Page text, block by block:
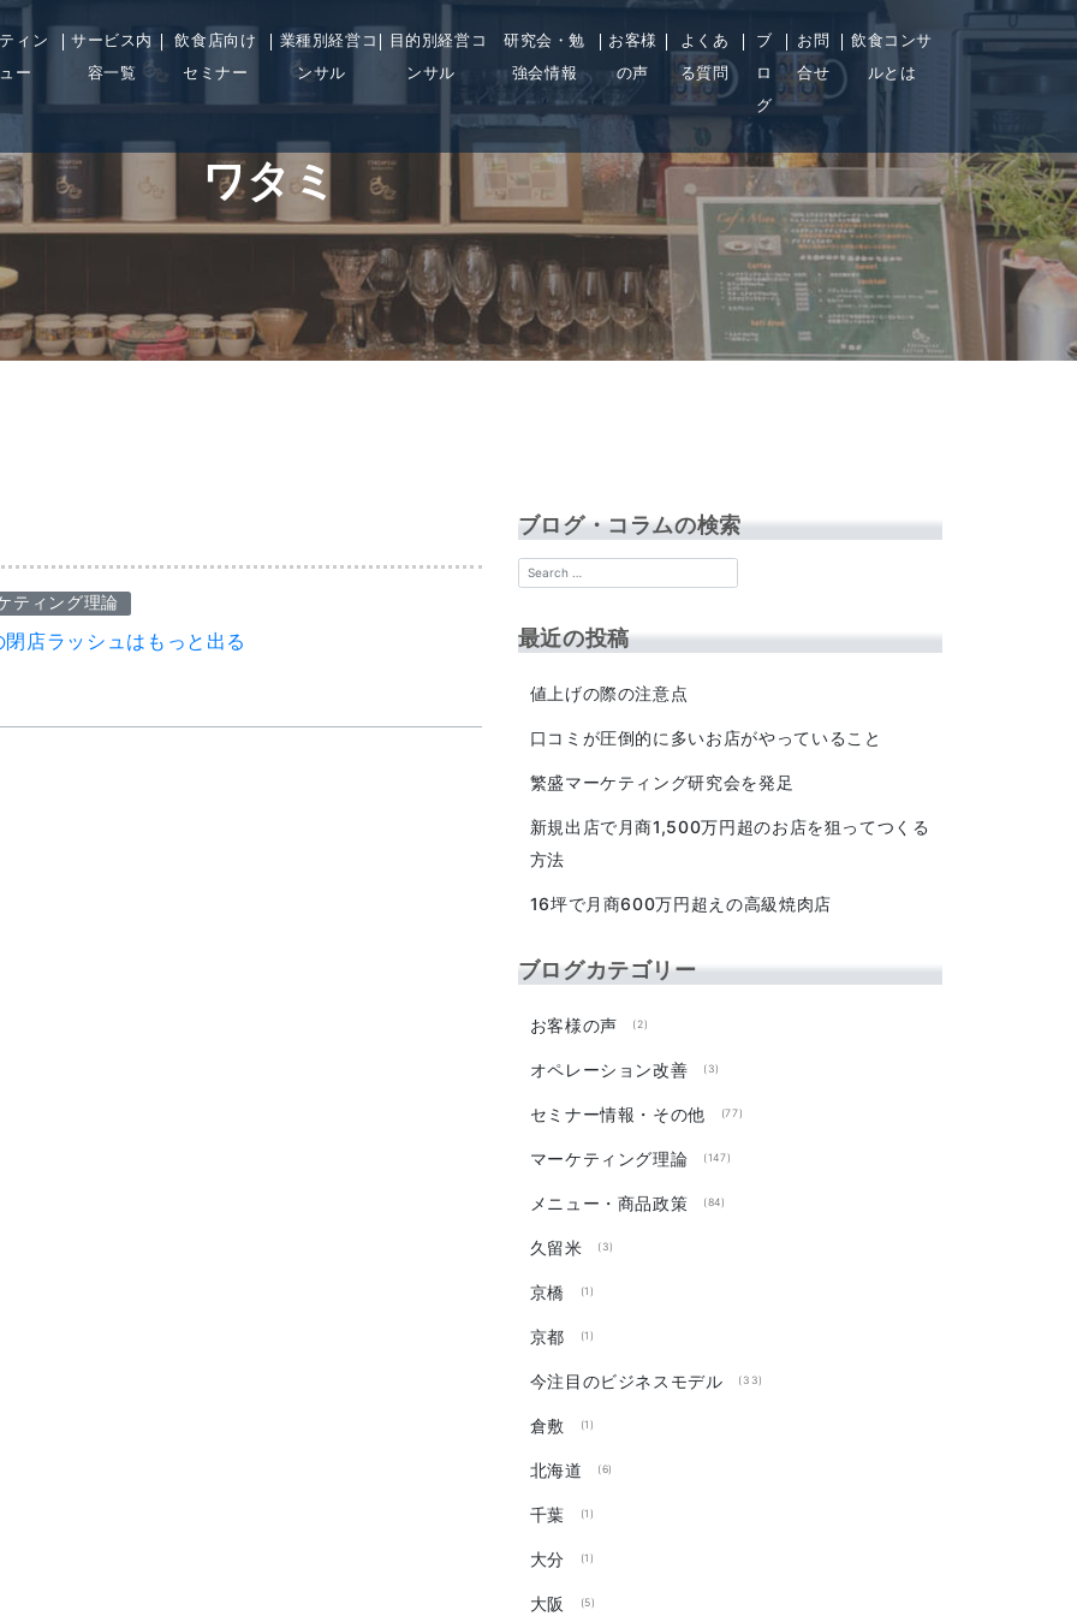
ィン
ー
サービス内
容一覧
飲食店向け
セミナー
業種別経営コ
ンサル
目的別経営コ
ンサル
研究会・勉
強会情報
お客様
の声
よくあ
る質問
ブ
ロ
グ
お問
合せ
飲食コンサ
ルとは
ワタミ
ティング理論
店ラッシュはもっと出る
ブログ・コラムの検索
最近の投稿
値上げの際の注意点
口コミが圧倒的に多いお店がやっていること
繁盛マーケティング研究会を発足
新規出店で月商1,500万円超のお店を狙ってつくる
方法
16坪で月商600万円超えの高級焼肉店
ブログカテゴリー
お客様の声 (2)
オペレーション改善 (3)
セミナー情報・その他 (77)
マーケティング理論 (147)
メニュー・商品政策 (84)
久留米 (3)
京橋 (1)
京都 (1)
今注目のビジネスモデル (33)
倉敷 (1)
北海道 (6)
千葉 (1)
大分 (1)
大阪 (5)